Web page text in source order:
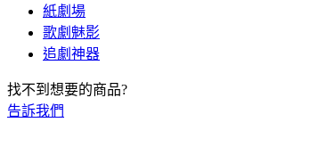
紙劇場
歌劇魅影
追劇神器
找不到想要的商品?
告訴我們